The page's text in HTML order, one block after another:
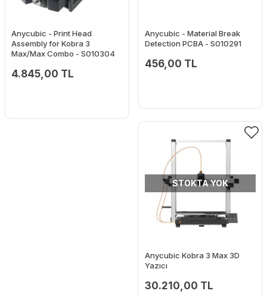
Anycubic - Print Head
Assembly for Kobra 3
Max/Max Combo - S010304
4.845,00 TL
Anycubic - Material Break
Detection PCBA - S010291
456,00 TL
STOKTA YOK
Anycubic Kobra 3 Max 3D
Yazıcı
30.210,00 TL